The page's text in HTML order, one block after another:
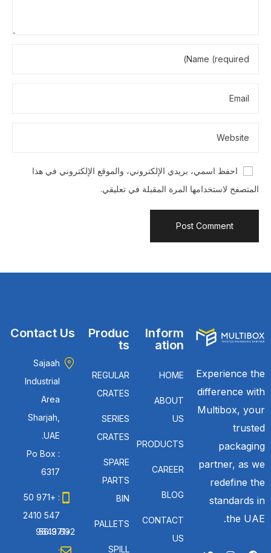
احفظ اسمي، بريدي الإلكتروني، والموقع الإلكتروني في هذا
المتصفح لاستخدامها المرة المقبلة في تعليقي.
Experience the
difference with
Multibox, your
trusted
packaging
partner, as we
redefine the
standards in
the UAE.
Inform
ation
HOME
ABOUT
US
PRODUCTS
CAREER
BLOG
CONTACT
US
Produc
ts
REGULAR
CRATES
SERIES
CRATES
SPARE
PARTS
BIN
PALLETS
SPILL
Contact Us
Sajaah
Industrial
Area
Sharjah,
UAE.
Po Box :
6317
: +971 50
547 2410
: +971 56 692 9643